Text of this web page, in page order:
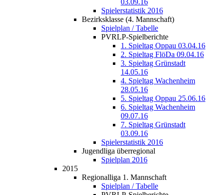
03.09.16
Spielerstatistik 2016
Bezirksklasse (4. Mannschaft)
Spielplan / Tabelle
PVRLP-Spielberichte
1. Spieltag Oppau 03.04.16
2. Spieltag FlöDa 09.04.16
3. Spieltag Grünstadt
14.05.16
4. Spieltag Wachenheim
28.05.16
5. Spieltag Oppau 25.06.16
6. Spieltag Wachenheim
09.07.16
7. Spieltag Grünstadt
03.09.16
Spielerstatistik 2016
Jugendliga überregional
Spielplan 2016
2015
Regionalliga 1. Mannschaft
Spielplan / Tabelle